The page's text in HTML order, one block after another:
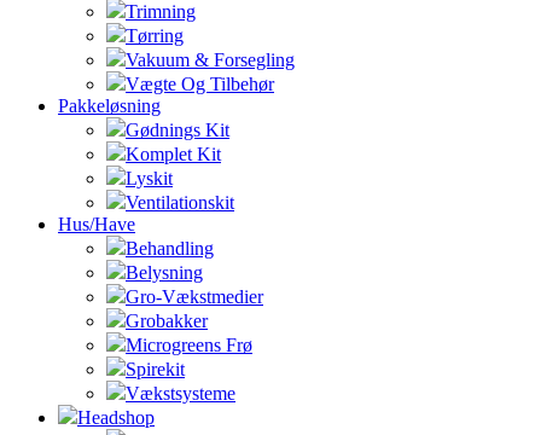
Trimning
Tørring
Vakuum & Forsegling
Vægte Og Tilbehør
Pakkeløsning
Gødnings Kit
Komplet Kit
Lyskit
Ventilationskit
Hus/Have
Behandling
Belysning
Gro-Vækstmedier
Grobakker
Microgreens Frø
Spirekit
Vækstsysteme
Headshop